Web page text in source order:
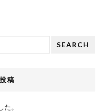
SEARCH
稿
。